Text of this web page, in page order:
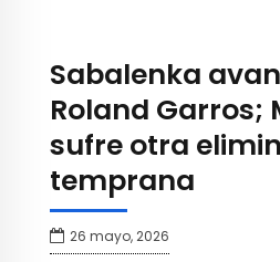
Sabalenka
Roland Garros;
sufre otra
temprana
26 mayo, 2026